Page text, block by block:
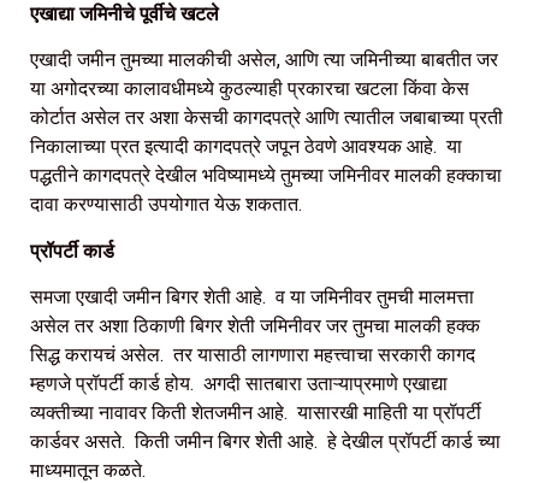
एखाद्या जमिनीचे पूर्वीचे खटले
एखादी जमीन तुमच्या मालकीची असेल, आणि त्या जमिनीच्या बाबतीत जर
या अगोदरच्या कालावधीमध्ये कुठल्याही प्रकारचा खटला किंवा केस
कोर्टात असेल तर अशा केसची कागदपत्रे आणि त्यातील जबाबाच्या प्रती
निकालाच्या प्रत इत्यादी कागदपत्रे जपून ठेवणे आवश्यक आहे. या
पद्धतीने कागदपत्रे देखील भविष्यामध्ये तुमच्या जमिनीवर मालकी हक्काचा
दावा करण्यासाठी उपयोगात येऊ शकतात.
प्रॉपर्टी कार्ड
समजा एखादी जमीन बिगर शेती आहे. व या जमिनीवर तुमची मालमत्ता
असेल तर अशा ठिकाणी बिगर शेती जमिनीवर जर तुमचा मालकी हक्क
सिद्ध करायचं असेल. तर यासाठी लागणारा महत्त्वाचा सरकारी कागद
म्हणजे प्रॉपर्टी कार्ड होय. अगदी सातबारा उताऱ्याप्रमाणे एखाद्या
व्यक्तीच्या नावावर किती शेतजमीन आहे. यासारखी माहिती या प्रॉपर्टी
कार्डवर असते. किती जमीन बिगर शेती आहे. हे देखील प्रॉपर्टी कार्ड च्या
माध्यमातून कळते.